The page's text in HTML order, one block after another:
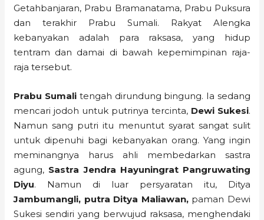
Getahbanjaran, Prabu Bramanatama, Prabu Puksura
dan terakhir Prabu Sumali. Rakyat Alengka
kebanyakan adalah para raksasa, yang hidup
tentram dan damai di bawah kepemimpinan raja-
raja tersebut.
Prabu Sumalitengah dirundung bingung. Ia sedang
mencari jodoh untuk putrinya tercinta, Dewi Sukesi.
Namun sang putri itu menuntut syarat sangat sulit
untuk dipenuhi bagi kebanyakan orang. Yang ingin
meminangnya harus ahli membedarkan sastra
agung, Sastra Jendra Hayuningrat Pangruwating
Diyu. Namun di luar persyaratan itu, Ditya
Jambumangli, putra Ditya Maliawan, paman Dewi
Sukesi sendiri yang berwujud raksasa, menghendaki